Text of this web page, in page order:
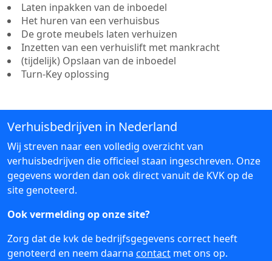
Laten inpakken van de inboedel
Het huren van een verhuisbus
De grote meubels laten verhuizen
Inzetten van een verhuislift met mankracht
(tijdelijk) Opslaan van de inboedel
Turn-Key oplossing
Verhuisbedrijven in Nederland
Wij streven naar een volledig overzicht van
verhuisbedrijven die officieel staan ingeschreven. Onze
gegevens worden dan ook direct vanuit de KVK op de
site genoteerd.
Ook vermelding op onze site?
Zorg dat de kvk de bedrijfsgegevens correct heeft
genoteerd en neem daarna contact met ons op.